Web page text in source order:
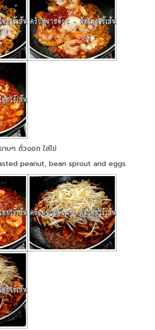
บๆ ถั่วงอก ใส่ไข่
peanut, bean sprout and eggs.